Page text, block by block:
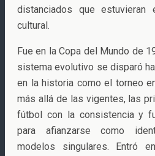
distanciados que
cultural.
Fue en la Copa del Mundo de
sistema evolutivo se disparó
en la historia como el torneo
más allá de las vigentes, las
fútbol con la consistencia y
para afianzarse como
modelos singulares. Entró